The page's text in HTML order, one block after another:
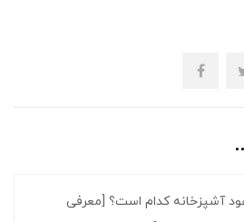
آشپزخانه کدام است؟ [معرفی